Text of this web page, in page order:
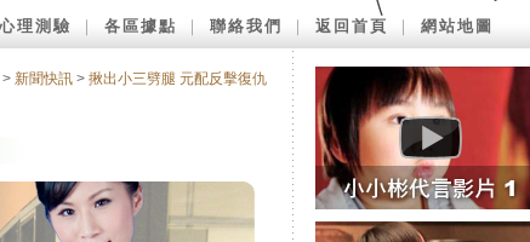
理測驗 各區據點 聯絡我們 返回首頁 網站地圖
> 新聞快訊 > 揪出小三劈腿 元配反擊復仇